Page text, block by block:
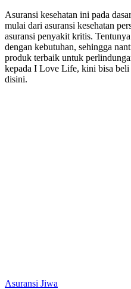
Asuransi kesehatan ini pada
mulai dari asuransi kesehatan
asuransi penyakit kritis.
dengan kebutuhan, sehingga
produk terbaik untuk
kepada I Love Life, kini bisa beli
disini.
Asuransi Jiwa